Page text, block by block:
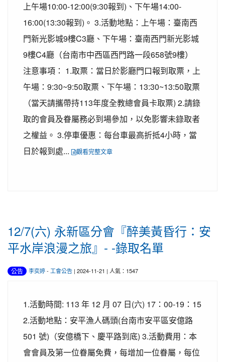
上午場10:00-12:00(9:30報到)、下午場14:00-
16:00(13:30報到)。 3.活動地點：上午場：臺南西
門新光影城9樓C3廳、下午場：臺南西門新光影城
9樓C4廳（台南市中西區西門路一段658號9樓）
注意事項： 1.取票：當日於影廳門口報到取票，上
午場：9:30~9:50取票、下午場：13:30~13:50取票
（當天請攜帶持113年度全教總會員卡取票) 2.請錄
取的會員及眷屬務必到場參加，以免影響未錄取者
之權益。 3.停車優惠：每台車最高折抵4小時，當
日於報到處...
觀看完整文章
12/7(六) 永新區分會『醉美黃昏行：安
平水岸浪漫之旅』- -錄取名單
公告 李奕婷- 工會公告 | 2024-11-21 | 人氣：1547
1.活動時間: 113 年 12 月 07 日(六) 17：00-19：15
2.活動地點：安平漁人碼頭(台南市安平區安億路
501 號)（安億橋下、慶平路到底) 3.活動費用：本
會會員及第一位眷屬免費，每增加一位眷屬，每位